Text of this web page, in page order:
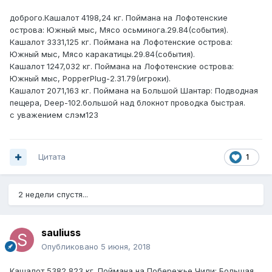
доброго.Кашалот 4198,24 кг. Поймана на Лофотенские
острова: Южный мыс, Мясо осьминога.29.84(события).
Кашалот 3331,125 кг. Поймана на Лофотенские острова:
Южный мыс, Мясо каракатицы.29.84(события).
Кашалот 1247,032 кг. Поймана на Лофотенские острова:
Южный мыс, PopperPlug-2.31.79(игроки).
Кашалот 2071,163 кг. Поймана на Большой Шантар: Подводная
пещера, Deep-102.большой над блокнот проводка быстрая.
с уважением слэм123
1
Цитата
2 недели спустя...
sauliuss
Опубликовано 5 июня, 2018